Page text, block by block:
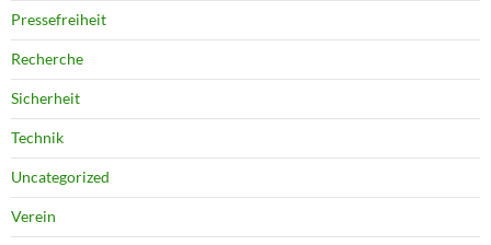
Pressefreiheit
Recherche
Sicherheit
Technik
Uncategorized
Verein